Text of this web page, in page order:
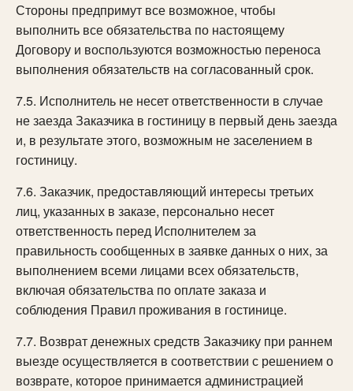
Стороны предпримут все возможное, чтобы
выполнить все обязательства по настоящему
Договору и воспользуются возможностью переноса
выполнения обязательств на согласованный срок.
7.5. Исполнитель не несет ответственности в случае
не заезда Заказчика в гостиницу в первый день заезда
и, в результате этого, возможным не заселением в
гостиницу.
7.6. Заказчик, предоставляющий интересы третьих
лиц, указанных в заказе, персонально несет
ответственность перед Исполнителем за
правильность сообщенных в заявке данных о них, за
выполнением всеми лицами всех обязательств,
включая обязательства по оплате заказа и
соблюдения Правил проживания в гостинице.
7.7. Возврат денежных средств Заказчику при раннем
выезде осуществляется в соответствии с решением о
возврате, которое принимается администрацией